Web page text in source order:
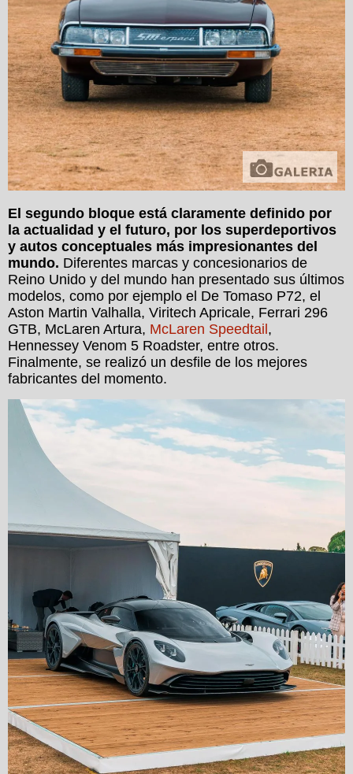
El segundo bloque está claramente definido por
la actualidad y el futuro, por los superdeportivos
y autos conceptuales más impresionantes del
mundo. Diferentes marcas y concesionarios de
Reino Unido y del mundo han presentado sus últimos
modelos, como por ejemplo el De Tomaso P72, el
Aston Martin Valhalla, Viritech Apricale, Ferrari 296
GTB, McLaren Artura, McLaren Speedtail ,
Hennessey Venom 5 Roadster, entre otros.
Finalmente, se realizó un desfile de los mejores
fabricantes del momento.